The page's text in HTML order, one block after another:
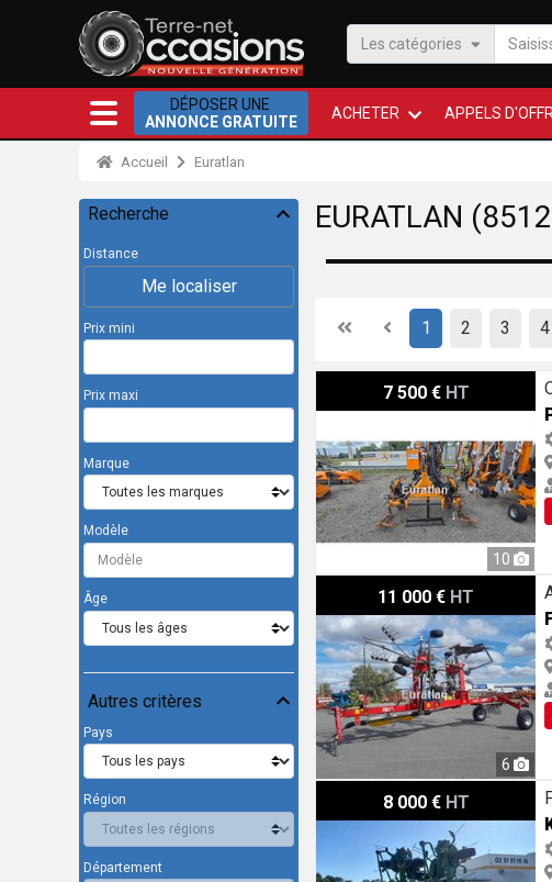
Les catégories
DÉPOSER UNE
ANNONCE GRATUITE
ACHETER APPELS
Accueil Euratlan
Recherche
Distance
Me localiser
Prix mini
Prix maxi
Marque
Modèle
Âge
Autres critères
Pays
Région
Département
EURATLAN
FirstPrevious
1 2 3 4
7 500 € HT
10
Pellenc CRPLLT
11 000 € HT
6
Fella TS1603
8 000 € HT
Krone KW7-92-8